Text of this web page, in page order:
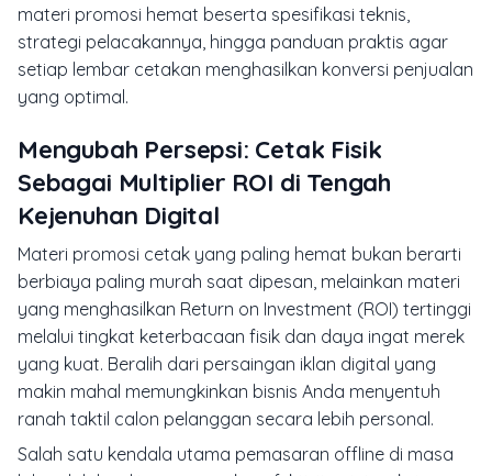
materi promosi hemat beserta spesifikasi teknis,
strategi pelacakannya, hingga panduan praktis agar
setiap lembar cetakan menghasilkan konversi penjualan
yang optimal.
Mengubah Persepsi: Cetak Fisik
Sebagai Multiplier ROI di Tengah
Kejenuhan Digital
Materi promosi cetak yang paling hemat bukan berarti
berbiaya paling murah saat dipesan, melainkan materi
yang menghasilkan Return on Investment (ROI) tertinggi
melalui tingkat keterbacaan fisik dan daya ingat merek
yang kuat. Beralih dari persaingan iklan digital yang
makin mahal memungkinkan bisnis Anda menyentuh
ranah taktil calon pelanggan secara lebih personal.
Salah satu kendala utama pemasaran offline di masa